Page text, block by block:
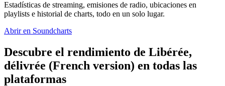
Estadísticas de streaming, emisiones de radio, ubicaciones en
playlists e historial de charts, todo en un solo lugar.
Abrir en Soundcharts
Descubre el rendimiento de Libérée,
délivrée (French version) en todas las
plataformas